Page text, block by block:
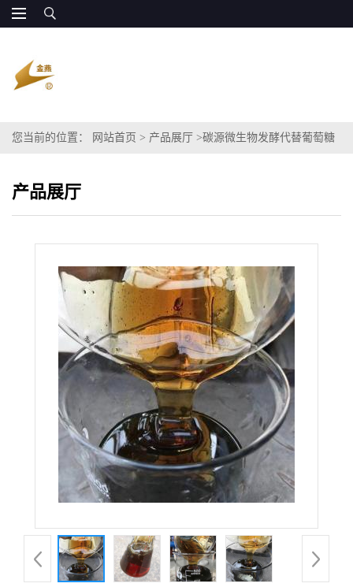
您当前的位置： 网站首页 > 产品展厅 >碳源微生物发酵代替葡萄糖
产品展厅